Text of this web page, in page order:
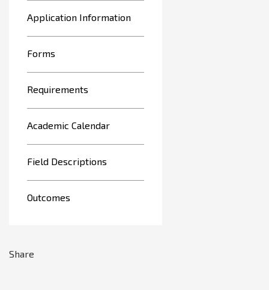
Application Information
Forms
Requirements
Academic Calendar
Field Descriptions
Outcomes
Share